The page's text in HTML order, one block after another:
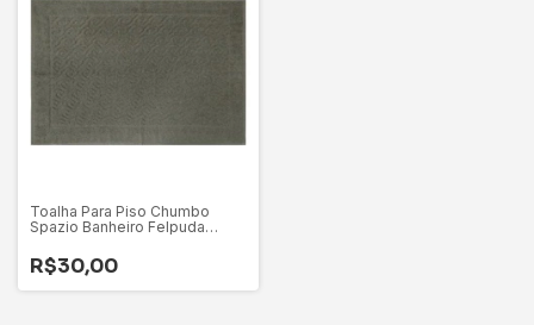
Toalha Para Piso Chumbo
Spazio Banheiro Felpuda
R$30,00